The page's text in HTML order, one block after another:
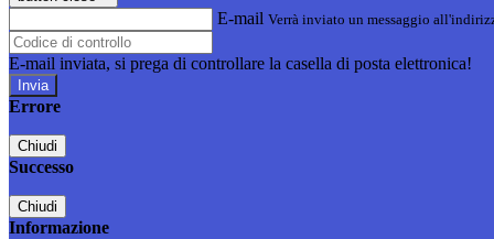
E-mail Verrà inviato un messaggio
E-mail inviata, si prega di controllare la casella di posta elettronica!
Errore
Chiudi
Successo
Chiudi
Informazione